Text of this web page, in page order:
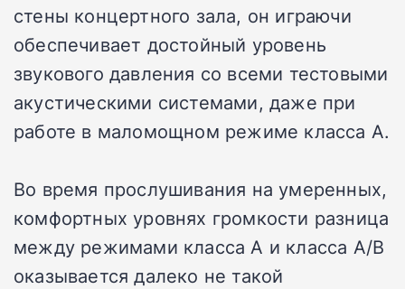
стены концертного зала, он играючи
обеспечивает достойный уровень
звукового давления со всеми тестовыми
акустическими системами, даже при
работе в маломощном режиме класса А.
Во время прослушивания на умеренных,
комфортных уровнях громкости разница
между режимами класса A и класса A/B
оказывается далеко не такой